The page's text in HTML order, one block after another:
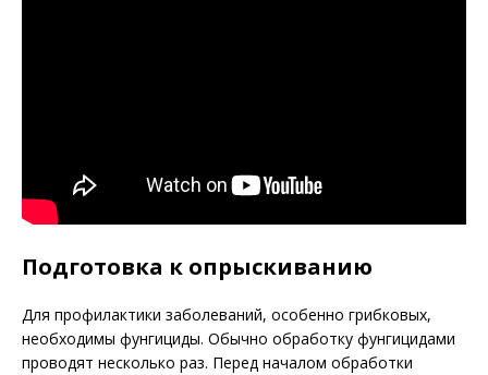
Подготовка к опрыскиванию
Для профилактики заболеваний, особенно грибковых,
необходимы фунгициды. Обычно обработку фунгицидами
проводят несколько раз. Перед началом обработки